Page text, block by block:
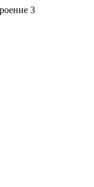
3